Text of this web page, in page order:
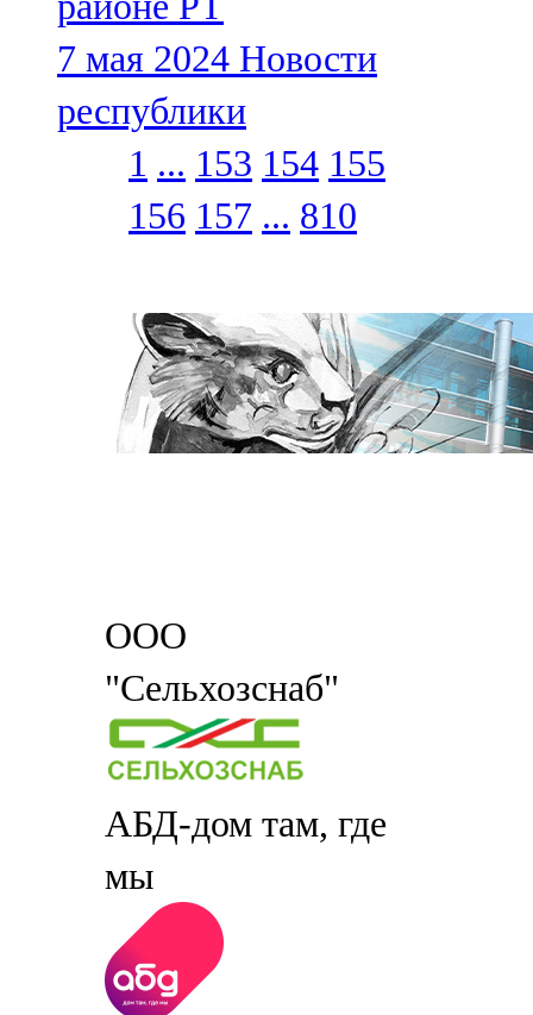
7 мая 2024 Новости
республики
1 ... 153 154 155
156 157 ... 810
ООО
"Сельхозснаб"
АБД-дом там, где
мы